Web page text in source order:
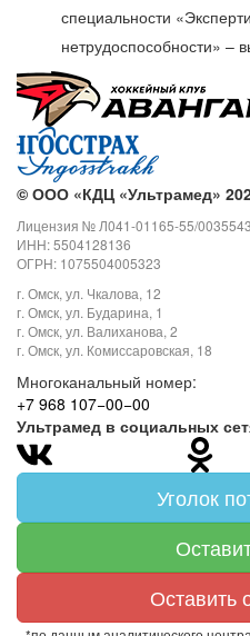
специальности
нетрудоспособности» –
© ООО «КДЦ «Ультрамед»
Лицензия № Л041-01165-55/
ИНН: 5504128136
ОГРН: 1075504005323
г. Омск, ул. Чкалова, 12
г. Омск, ул. Бударина, 1
г. Омск, ул. Валиханова, 2
г. Омск, ул. Комиссаровская, 18
Многоканальный номер:
+7 968 107−00−00
Ультрамед в социальных
Уголок
Оставить